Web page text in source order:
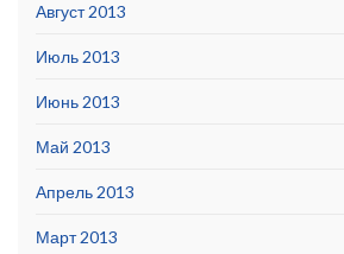
Август 2013
Июль 2013
Июнь 2013
Май 2013
Апрель 2013
Март 2013